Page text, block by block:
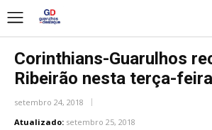
Corinthians-Guarulhos
Ribeirão nesta terça-feira
setembro 24, 2018
Atualizado: setembro 25, 2018